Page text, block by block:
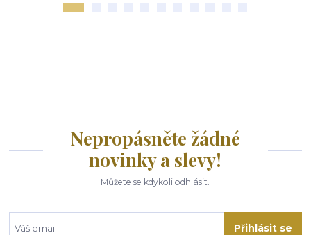
Nepropásněte žádné
novinky a slevy!
Můžete se kdykoli odhlásit.
Přihlásit se